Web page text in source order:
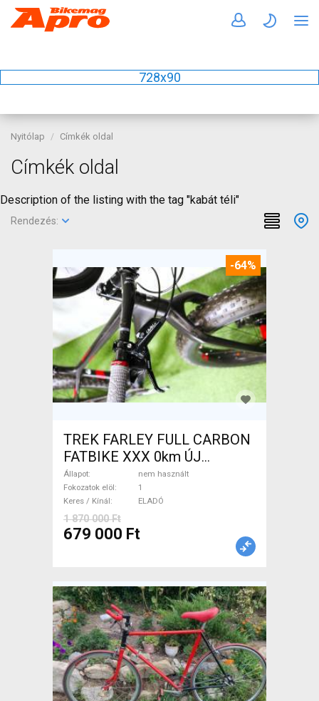
728x90
Nyitólap Címkék oldal
Címkék oldal
Description of the listing with the tag "kabát téli"
Rendezés:
-64%
TREK FARLEY FULL CARBON
FATBIKE XXX 0km ÚJ
WAMPA CF Fatbike nem
használt ELADÓ
Állapot
nem használt
Fokozatok elöl
1
Keres / Kínál
ELADÓ
1 870 000 Ft
679 000 Ft